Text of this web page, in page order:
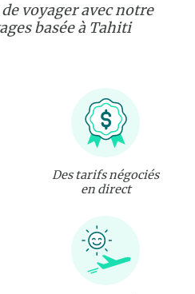
voyager avec notre
basée à Tahiti
Des tarifs négociés
en direct